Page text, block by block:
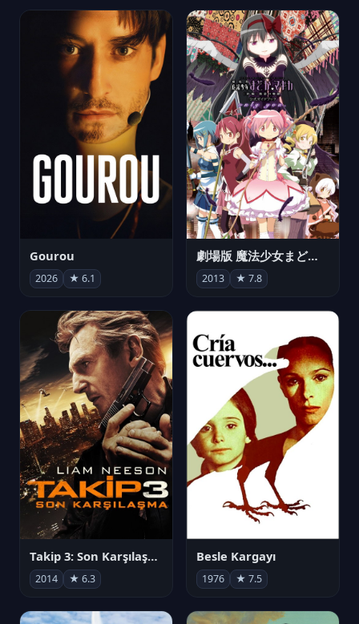
Gourou
2026 ★ 6.1
劇場版 魔法少女まどか☆マギカ[新編]叛逆の物語
2013 ★ 7.8
Takip 3: Son Karşılaşma
2014 ★ 6.3
Besle Kargayı
1976 ★ 7.5